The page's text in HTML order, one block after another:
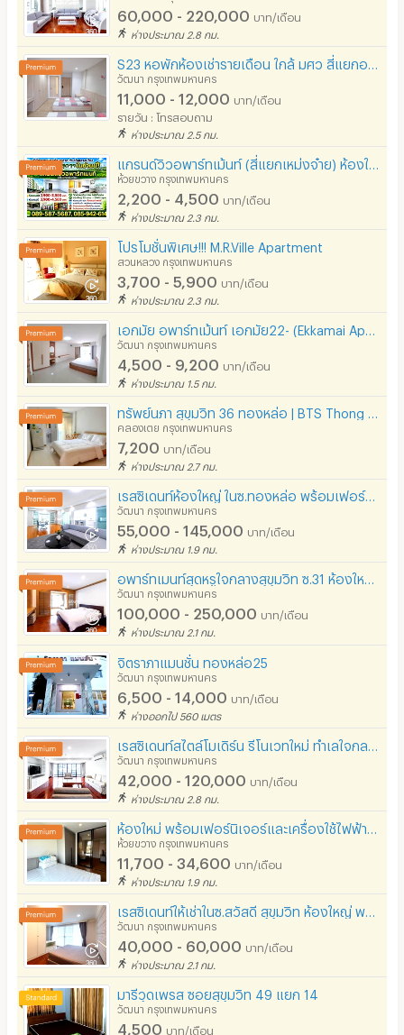
60,000 - 220,000 บาท/เดือน
ห่างประมาณ 2.8 กม.
วัฒนา กรุงเทพมหานคร
11,000 - 12,000 บาท/เดือน
รายวัน : โทรสอบถาม
ห่างประมาณ 2.5 กม.
ห้วยขวาง กรุงเทพมหานคร
2,200 - 4,500 บาท/เดือน
ห่างประมาณ 2.3 กม.
โปรโมชั่นพิเศษ!!! M.R.Ville Apartment
สวนหลวง กรุงเทพมหานคร
3,700 - 5,900 บาท/เดือน
ห่างประมาณ 2.3 กม.
วัฒนา กรุงเทพมหานคร
4,500 - 9,200 บาท/เดือน
ห่างประมาณ 1.5 กม.
คลองเตย กรุงเทพมหานคร
7,200 บาท/เดือน
ห่างประมาณ 2.7 กม.
เรสซิเดนท์ห้องใหญ่ ในซ.ทองหล่อ พร้อมเฟอร์นิเจอร์ บรรยากาศเงียบสงบ มีสระว่ายน้ำ ฟิตเนส และที่จอดรถ
วัฒนา กรุงเทพมหานคร
55,000 - 145,000 บาท/เดือน
ห่างประมาณ 1.9 กม.
วัฒนา กรุงเทพมหานคร
100,000 - 250,000 บาท/เดือน
ห่างประมาณ 2.1 กม.
จิตราภาแมนชั่น ทองหล่อ25
วัฒนา กรุงเทพมหานคร
6,500 - 14,000 บาท/เดือน
ห่างออกไป 560 เมตร
วัฒนา กรุงเทพมหานคร
42,000 - 120,000 บาท/เดือน
ห่างประมาณ 2.8 กม.
ห้วยขวาง กรุงเทพมหานคร
11,700 - 34,600 บาท/เดือน
ห่างประมาณ 1.9 กม.
วัฒนา กรุงเทพมหานคร
40,000 - 60,000 บาท/เดือน
ห่างประมาณ 2.1 กม.
มารีวุดเพรส ซอยสุขุมวิท 49 แยก 14
วัฒนา กรุงเทพมหานคร
4,500 บาท/เดือน